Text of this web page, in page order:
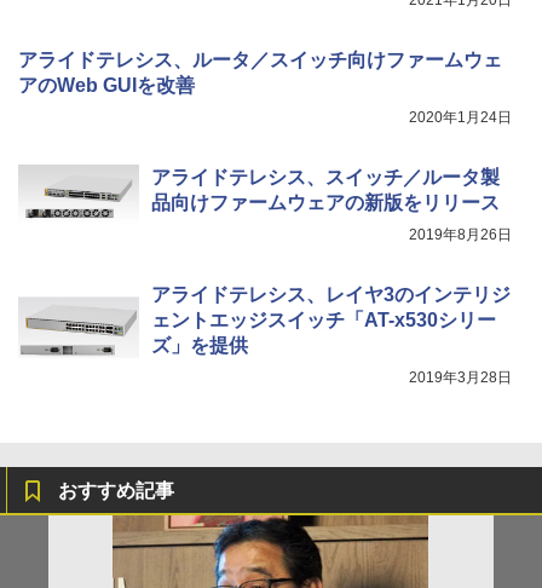
アライドテレシス、ルータ／スイッチ向けファームウェ
アのWeb GUIを改善
2020年1月24日
アライドテレシス、スイッチ／ルータ製
品向けファームウェアの新版をリリース
2019年8月26日
アライドテレシス、レイヤ3のインテリジ
ェントエッジスイッチ「AT-x530シリー
ズ」を提供
2019年3月28日
おすすめ記事